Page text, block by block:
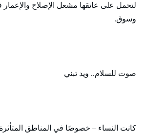
لتحمل على عاتقها مشعل الإصلاح
وسوق.
صوت للسلام.. ويد تبني
كانت النساء – خصوصًا في المناطق